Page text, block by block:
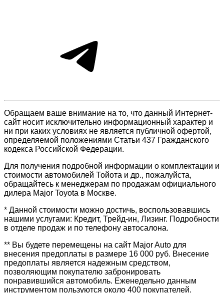
Обращаем ваше внимание на то, что данный Интернет-
сайт носит исключительно информационный характер и
ни при каких условиях не является публичной офертой,
определяемой положениями Статьи 437 Гражданского
кодекса Российской Федерации.
Для получения подробной информации о комплектации и
стоимости автомобилей Тойота и др., пожалуйста,
обращайтесь к менеджерам по продажам официального
дилера Major Toyota в Москве.
* Данной стоимости можно достичь, воспользовавшись
нашими услугами: Кредит, Трейд-ин, Лизинг. Подробности
в отделе продаж и по телефону автосалона.
** Вы будете перемещены на сайт Major Auto для
внесения предоплаты в размере 16 000 руб. Внесение
предоплаты является надежным средством,
позволяющим покупателю забронировать
понравившийся автомобиль. Еженедельно данным
инструментом пользуются около 400 покупателей.